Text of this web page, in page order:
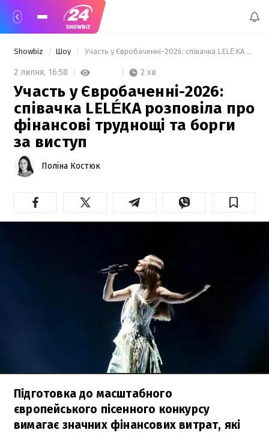
Showbiz Шоу Участь у Євробаченні-2026: співачка LELÉKA розповіла про фінансові труднощі та борги за виступ
2 липня, 16:58 2 хв
Участь у Євробаченні-2026:
співачка LELÉKA розповіла про
фінансові труднощі та борги
за виступ
Поліна Костюк
Підготовка до масштабного
європейського пісенного конкурсу
вимагає значних фінансових витрат, які